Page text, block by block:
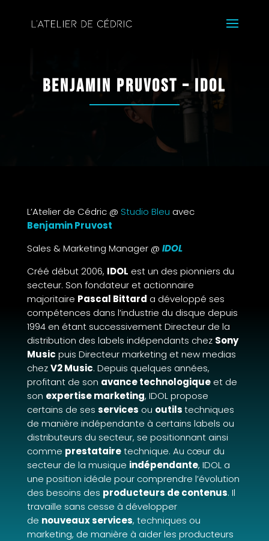
Benjamin Pruvost – IDOL
L’Atelier de Cédric @ Studio Bleu avec
Benjamin Pruvost
Sales & Marketing Manager @ IDOL
Créé début 2006, IDOL est un des pionniers du
secteur. Son fondateur et actionnaire
majoritaire Pascal Bittard a développé ses
compétences dans l’industrie du disque depuis
1994 en étant successivement Directeur de la
distribution des labels indépendants chez Sony
Music puis Directeur marketing et new medias
chezV2 Music. Depuis quelques années,
profitant de son avance technologiqueet de
son expertise marketing, IDOL propose
certains de ses services ou outilstechniques
de manière indépendante à certains labels ou
distributeurs du secteur, se positionnant ainsi
comme prestatairetechnique. Au cœur du
secteur de la musique indépendante, IDOL a
une position idéale pour comprendre l’évolution
des besoins des producteurs de contenus. Il
travaille sans cesse à développer
de nouveaux services, techniques ou
marketing, de manière à aider les producteurs